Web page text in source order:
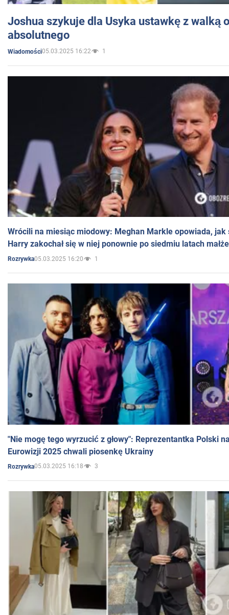
Joshua szykuje dla Usyka ustawkę z walką
absolutnego
Wiadomości05.03.2025 16:22 1
Wrócili na miesiąc miodowy: Meghan Markle opowiada, jak
Harry zakochał się w niej ponownie po siedmiu latach
Rozrywka05.03.2025 16:20 1
"Nie mogę tego wyrzucić z głowy": Reprezentantka Polski
Eurowizji 2025 chwali piosenkę Ukrainy
Rozrywka05.03.2025 16:18 3